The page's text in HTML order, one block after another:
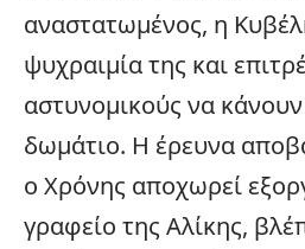
αναστατωμένος, η
ψυχραιμία της και
αστυνομικούς να
δωμάτιο. Η έρευνα
ο Χρόνης αποχωρεί
γραφείο της Αλίκης,